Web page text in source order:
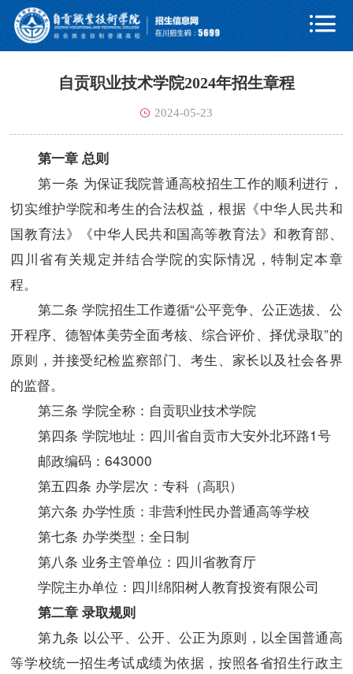

自贡职业技术学院2024年招生章程
2024-05-23
第一章 总则
第一条 为保证我院普通高校招生工作的顺利进行，
切实维护学院和考生的合法权益，根据《中华人民共和
国教育法》《中华人民共和国高等教育法》和教育部、
四川省有关规定并结合学院的实际情况，特制定本章
程。
第二条 学院招生工作遵循“公平竞争、公正选拔、公
开程序、德智体美劳全面考核、综合评价、择优录取”的
原则，并接受纪检监察部门、考生、家长以及社会各界
的监督。
第三条 学院全称：自贡职业技术学院
第四条 学院地址：四川省自贡市大安外北环路1号
邮政编码：643000
第五四条 办学层次：专科（高职）
第六条 办学性质：非营利性民办普通高等学校
第七条 办学类型：全日制
第八条 业务主管单位：四川省教育厅
学院主办单位：四川绵阳树人教育投资有限公司
第二章 录取规则
第九条 以公平、公开、公正为原则，以全国普通高
等学校统一招生考试成绩为依据，按照各省招生行政主